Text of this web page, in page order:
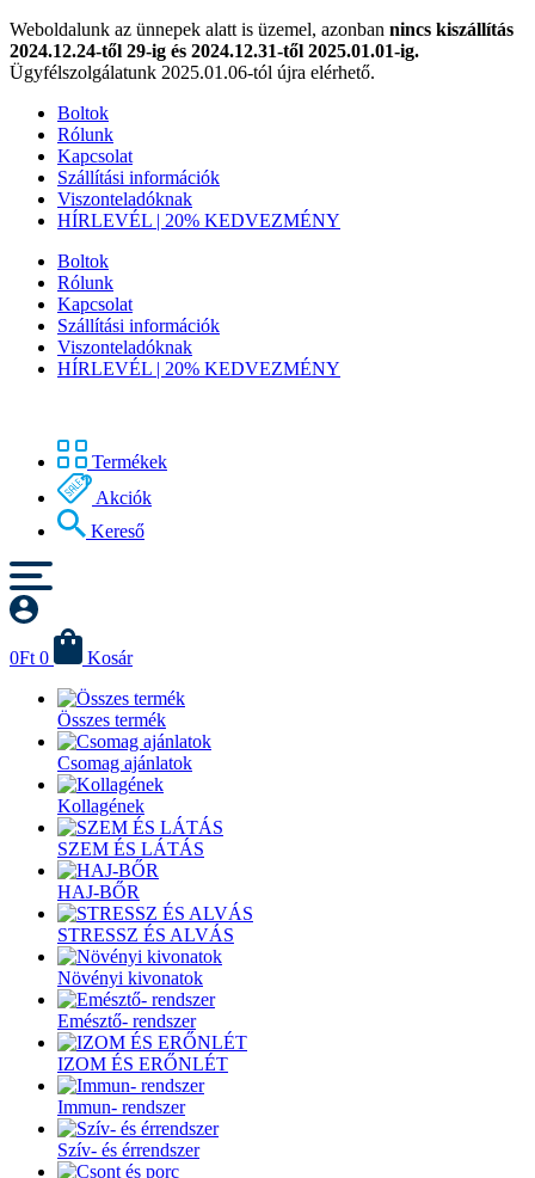
Weboldalunk az ünnepek alatt is üzemel, azonban nincs kiszállítás
2024.12.24-től 29-ig és 2024.12.31-től 2025.01.01-ig.
Ügyfélszolgálatunk 2025.01.06-tól újra elérhető.
Boltok
Rólunk
Kapcsolat
Szállítási információk
Viszonteladóknak
HÍRLEVÉL | 20% KEDVEZMÉNY
Boltok
Rólunk
Kapcsolat
Szállítási információk
Viszonteladóknak
HÍRLEVÉL | 20% KEDVEZMÉNY
Termékek
Akciók
Kereső
0Ft 0 Kosár
Összes termék
Csomag ajánlatok
Kollagének
SZEM ÉS LÁTÁS
HAJ-BŐR
STRESSZ ÉS ALVÁS
Növényi kivonatok
Emésztő- rendszer
IZOM ÉS ERŐNLÉT
Immun- rendszer
Szív- és érrendszer